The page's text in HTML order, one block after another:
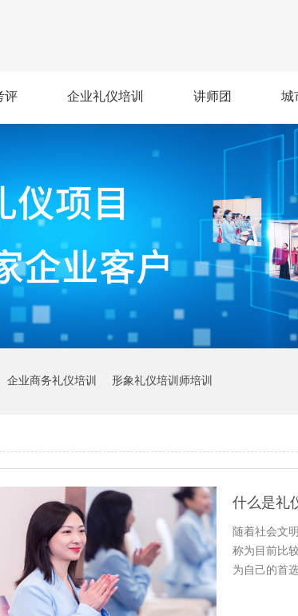
评 企业礼仪培训 讲师团 城
企业商务礼仪培训 形象礼仪培训师培训
什么是礼
随着社会文
称为目前比
为自己的首